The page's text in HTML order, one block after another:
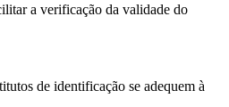
a verificação da validade do
de identificação se adequem à